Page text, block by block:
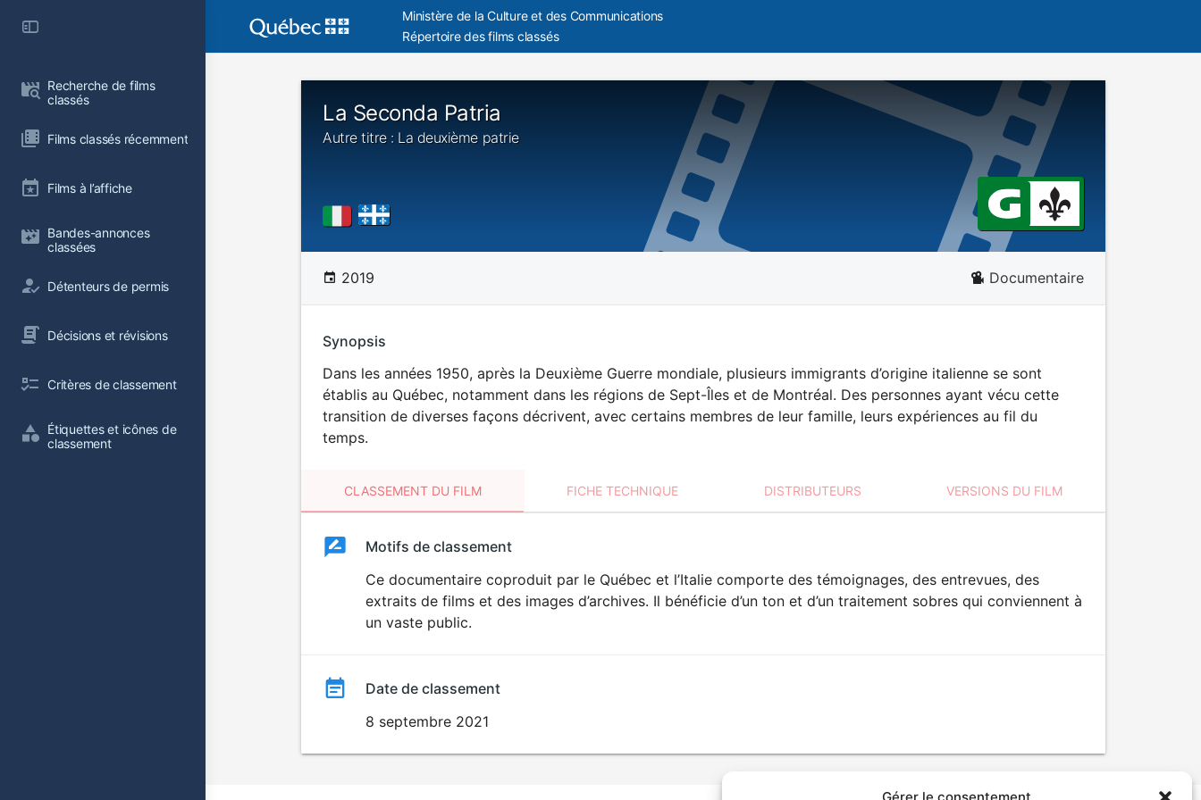
Recherche de films
classés
Films classés récemment
Films à l’affiche
Bandes-annonces
classées
Détenteurs de permis
Décisions et révisions
Critères de classement
Étiquettes et icônes de
classement
Ministère de la Culture et des Communications
Répertoire des films classés
La Seconda Patria
Autre titre : La deuxième patrie
2019 Documentaire
Synopsis
Dans les années 1950, après la Deuxième Guerre mondiale, plusieurs immigrants d’origine italienne se sont
établis au Québec, notamment dans les régions de Sept-Îles et de Montréal. Des personnes ayant vécu cette
transition de diverses façons décrivent, avec certains membres de leur famille, leurs expériences au fil du
temps.
CLASSEMENT DU FILM FICHE TECHNIQUE DISTRIBUTEURS VERSIONS DU FILM
ClassementClassement
Motifs de classement
Ce documentaire coproduit par le Québec et l’Italie comporte des témoignages, des entrevues, des
extraits de films et des images d’archives. Il bénéficie d’un ton et d’un traitement sobres qui conviennent à
un vaste public.
Date de classement
8 septembre 2021